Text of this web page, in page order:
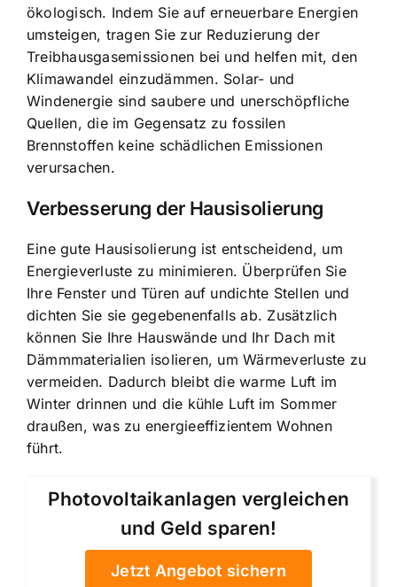
ökologisch. Indem Sie auf erneuerbare Energien
umsteigen, tragen Sie zur Reduzierung der
Treibhausgasemissionen bei und helfen mit, den
Klimawandel einzudämmen. Solar- und
Windenergie sind saubere und unerschöpfliche
Quellen, die im Gegensatz zu fossilen
Brennstoffen keine schädlichen Emissionen
verursachen.
Verbesserung der Hausisolierung
Eine gute Hausisolierung ist entscheidend, um
Energieverluste zu minimieren. Überprüfen Sie
Ihre Fenster und Türen auf undichte Stellen und
dichten Sie sie gegebenenfalls ab. Zusätzlich
können Sie Ihre Hauswände und Ihr Dach mit
Dämmmaterialien isolieren, um Wärmeverluste zu
vermeiden. Dadurch bleibt die warme Luft im
Winter drinnen und die kühle Luft im Sommer
draußen, was zu energieeffizientem Wohnen
führt.
Photovoltaikanlagen vergleichen
und Geld sparen!
Jetzt Angebot sichern